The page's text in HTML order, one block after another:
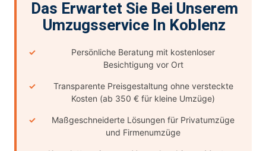
Das Erwartet Sie Bei Unserem
Umzugsservice In Koblenz
Persönliche Beratung mit kostenloser
Besichtigung vor Ort
Transparente Preisgestaltung ohne versteckte
Kosten (ab 350 € für kleine Umzüge)
Maßgeschneiderte Lösungen für Privatumzüge
und Firmenumzüge